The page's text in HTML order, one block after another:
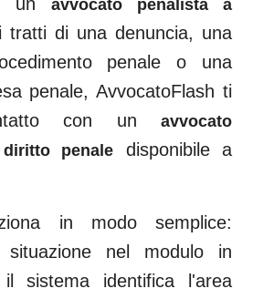
avvocato penalista a
tratti di una denuncia, una
penale o una
penale, AvvocatoFlash ti
con un
avvocato
penale
disponibile a
in modo semplice:
nel modulo in
sistema identifica l'area